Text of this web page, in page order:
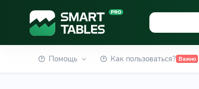
Помощь Как пользоваться? Важно